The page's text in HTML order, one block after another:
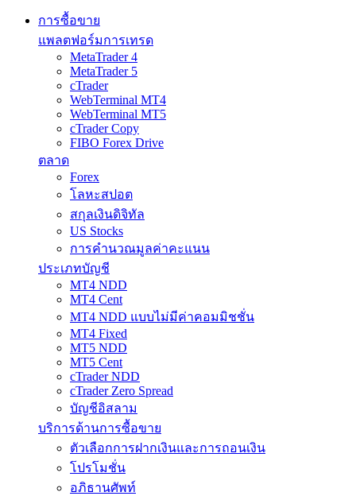
การซื้อขาย
แพลตฟอร์มการเทรด
MetaTrader 4
MetaTrader 5
cTrader
WebTerminal MT4
WebTerminal MT5
cTrader Copy
FIBO Forex Drive
ตลาด
Forex
โลหะสปอต
สกุลเงินดิจิทัล
US Stocks
การคำนวณมูลค่าคะแนน
ประเภทบัญชี
MT4 NDD
MT4 Cent
MT4 NDD แบบไม่มีค่าคอมมิชชั่น
MT4 Fixed
MT5 NDD
MT5 Cent
cTrader NDD
cTrader Zero Spread
บัญชีอิสลาม
บริการด้านการซื้อขาย
ตัวเลือกการฝากเงินและการถอนเงิน
โปรโมชั่น
อภิธานศัพท์